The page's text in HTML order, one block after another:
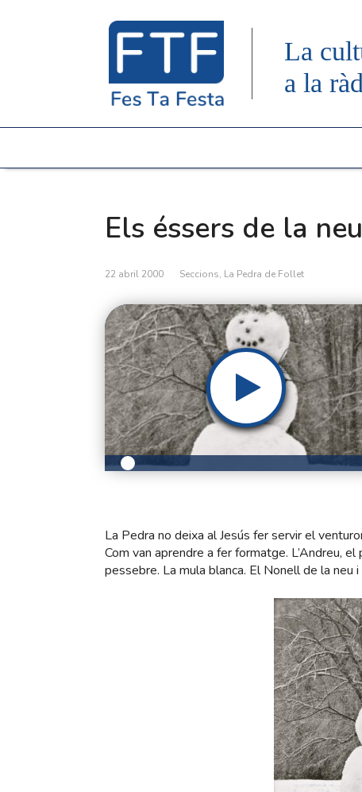
La
a la
Els éssers de la neu
22 abril 2000 Seccions, La Pedra de Follet
La Pedra no deixa al Jesús fer servir el
Com van aprendre a fer formatge. L’Andreu,
pessebre. La mula blanca. El Nonell de la